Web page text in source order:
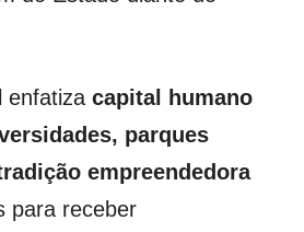
enfatiza capital humano
parques
empreendedora
para receber